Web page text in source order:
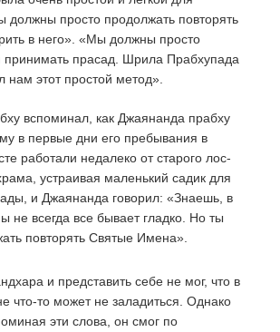
должны просто продолжать повторять
в него». «Мы должны просто
принимать прасад. Шрила Прабхупада
нам этот простой метод».
вспоминал, как Джаянанда прабху
в первые дни его пребывания в
работали недалеко от старого лос-
устраивая маленький садик для
и Джаянанда говорил: «Знаешь, в
не всегда все бывает гладко. Но ты
повторять Святые Имена».
и представить себе не мог, что в
что-то может не заладиться. Однако
эти слова, он смог по